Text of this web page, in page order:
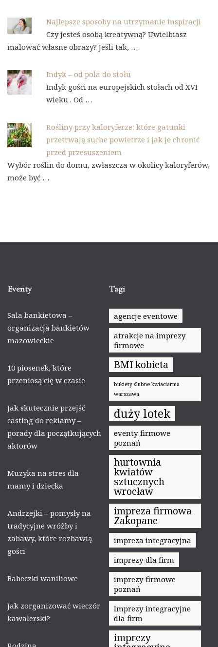
Najlepsze sposoby na utrzymanie inspiracji
Czy jesteś osobą kreatywną? Uwielbiasz
malować własne obrazy? Jeśli tak, …
Indyk – od pola do stołu
Indyk gości na europejskich stołach od XVI
wieku . Od …
Rośliny przy kaloryferze: które gatunki
przetrwają suche powietrze i jak je chronić
przed przesuszeniem
Wybór roślin do domu, zwłaszcza w okolicy kaloryferów,
może być …
Eventy
Sala bankietowa –
organizacja bankietów
mazowieckie
10 piosenek, które
przeniosą cię w czasie
Jak skutecznie przejść
casting do reklamy –
porady dla początkujących
aktorów
Muzyka na stres dla
mamy i dziecka
Andrzejki – pomysły na
tradycyjne wróżby i
zabawy, które rozbawią
gości
Babeczki waniliowe
Jak zorganizować wieczór
kawalerski?
Tagi
agencje eventowe
atrakcje na imprezy
firmowe
BMI kobieta
bukiety ślubne kwiaciarnia
warszawa
duży lotek
eventy firmowe
poznań
hurtownia
kwiatów
sztucznych
wrocław
impreza firmowa
Zakopane
impreza integracyjna
imprezy dla firm
imprezy firmowe
poznań
Imprezy integracyjne
dla firm
imprezy